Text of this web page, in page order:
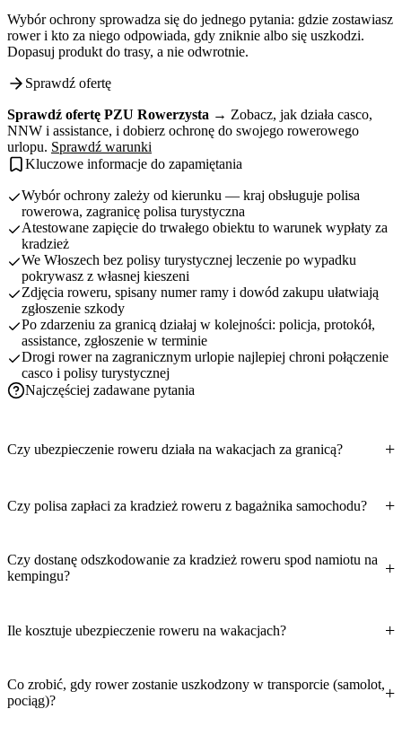
Wybór ochrony sprowadza się do jednego pytania: gdzie zostawiasz
rower i kto za niego odpowiada, gdy zniknie albo się uszkodzi.
Dopasuj produkt do trasy, a nie odwrotnie.
Sprawdź ofertę
Sprawdź ofertę PZU Rowerzysta → Zobacz, jak działa casco,
NNW i assistance, i dobierz ochronę do swojego rowerowego
urlopu. Sprawdź warunki
Kluczowe informacje do zapamiętania
Wybór ochrony zależy od kierunku — kraj obsługuje polisa
rowerowa, zagranicę polisa turystyczna
Atestowane zapięcie do trwałego obiektu to warunek wypłaty za
kradzież
We Włoszech bez polisy turystycznej leczenie po wypadku
pokrywasz z własnej kieszeni
Zdjęcia roweru, spisany numer ramy i dowód zakupu ułatwiają
zgłoszenie szkody
Po zdarzeniu za granicą działaj w kolejności: policja, protokół,
assistance, zgłoszenie w terminie
Drogi rower na zagranicznym urlopie najlepiej chroni połączenie
casco i polisy turystycznej
Najczęściej zadawane pytania
Czy ubezpieczenie roweru działa na wakacjach za granicą?
Czy polisa zapłaci za kradzież roweru z bagażnika samochodu?
Czy dostanę odszkodowanie za kradzież roweru spod namiotu na
kempingu?
Ile kosztuje ubezpieczenie roweru na wakacjach?
Co zrobić, gdy rower zostanie uszkodzony w transporcie (samolot,
pociąg)?